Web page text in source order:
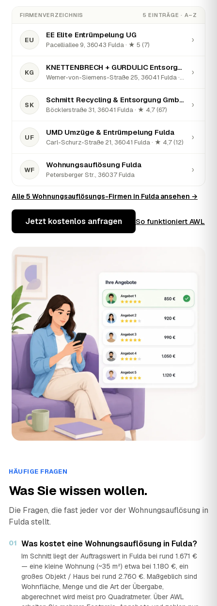
FIRMENVERZEICHNIS 5 EINTRÄGE · A–Z
EU
EE Elite Entrümpelung UG
Pacelliallee 9, 36043 Fulda · ★ 5 (7)
›
KG
KNETTENBRECH + GURDULIC Entsorgung GmbH
Werner-von-Siemens-Straße 25, 36041 Fulda · ★ 2,3 (100)
›
SK
Schmitt Recycling & Entsorgung GmbH & Co. KG
Böcklerstraße 31, 36041 Fulda · ★ 4,7 (67)
›
UF
UMD Umzüge & Entrümpelung Fulda
Carl-Schurz-Straße 21, 36041 Fulda · ★ 4,7 (12)
›
WF
Wohnungsauflösung Fulda
Petersberger Str., 36037 Fulda
›
Alle 5 Wohnungsauflösungs-Firmen in Fulda ansehen →
Jetzt kostenlos anfragen So funktioniert AWL
HÄUFIGE FRAGEN
Was Sie wissen wollen.
Die Fragen, die fast jeder vor der Wohnungsauflösung in
Fulda stellt.
01 Was kostet eine Wohnungsauflösung in Fulda?
Im Schnitt liegt der Auftragswert in Fulda bei rund 1.671 €
— eine kleine Wohnung (~35 m²) etwa bei 1.180 €, ein
großes Objekt / Haus bei rund 2.760 €. Maßgeblich sind
Wohnfläche, Menge und die Art der Übergabe,
abgerechnet wird meist pro Quadratmeter. Über AWL